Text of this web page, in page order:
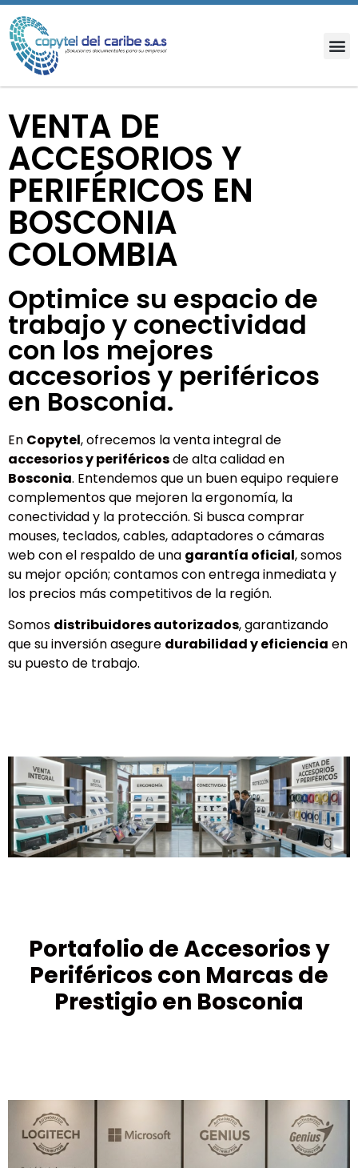
VENTA DE
ACCESORIOS Y
PERIFÉRICOS EN
BOSCONIA
COLOMBIA
Optimice su espacio de
trabajo y conectividad
con los mejores
accesorios y periféricos
en Bosconia.
En Copytel, ofrecemos la venta integral de
accesorios y periféricosde alta calidad en
Bosconia. Entendemos que un buen equipo requiere
complementos que mejoren la ergonomía, la
conectividad y la protección. Si busca comprar
mouses, teclados, cables, adaptadores o cámaras
web con el respaldo de una garantía oficial, somos
su mejor opción; contamos con entrega inmediata y
los precios más competitivos de la región.
Somos distribuidores autorizados, garantizando
que su inversión asegure durabilidad y eficiencia en
su puesto de trabajo.
Portafolio de Accesorios y
Periféricos con Marcas de
Prestigio en Bosconia